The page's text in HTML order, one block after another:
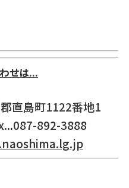
せは...
直島町1122番地1
892-3888